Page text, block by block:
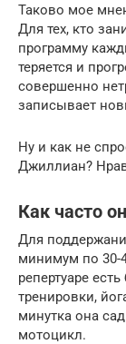
Таково мое
Для тех, кто
программу
теряется и
совершенно
записывает
Ну и как не
Джиллиан?
Как часто
Для
минимум по 30-
репертуаре
тренировки,
минутка она
мотоцикл.